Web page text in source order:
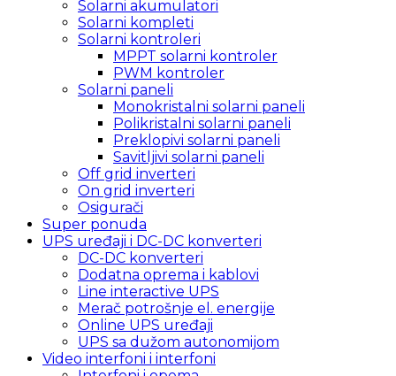
Solarni akumulatori
Solarni kompleti
Solarni kontroleri
MPPT solarni kontroler
PWM kontroler
Solarni paneli
Monokristalni solarni paneli
Polikristalni solarni paneli
Preklopivi solarni paneli
Savitljivi solarni paneli
Off grid inverteri
On grid inverteri
Osigurači
Super ponuda
UPS uređaji i DC-DC konverteri
DC-DC konverteri
Dodatna oprema i kablovi
Line interactive UPS
Merač potrošnje el. energije
Online UPS uređaji
UPS sa dužom autonomijom
Video interfoni i interfoni